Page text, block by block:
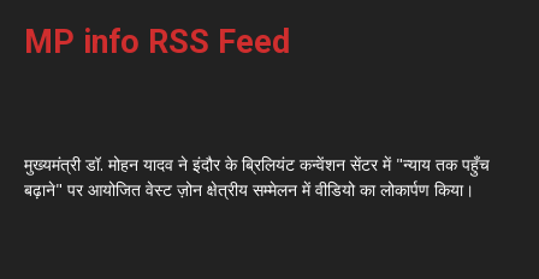
MP info RSS Feed
मुख्यमंत्री डॉ. मोहन यादव ने इंदौर के ब्रिलियंट कन्वेंशन सेंटर में "न्याय तक पहुँच
बढ़ाने" पर आयोजित वेस्ट ज़ोन क्षेत्रीय सम्मेलन में वीडियो का लोकार्पण किया।